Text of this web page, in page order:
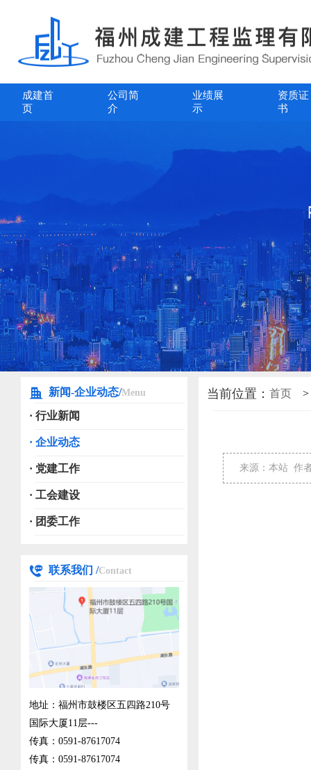
成建首
页
公司简
介
业绩展
示
资质证
书
新闻-企业动态/Menu
· 行业新闻
· 企业动态
· 党建工作
· 工会建设
· 团委工作
联系我们 /Contact
地址：福州市鼓楼区五四路210号
国际大厦11层---
传真：0591-87617074
传真：0591-87617074
当前位置： 首页 >
来源：本站 作